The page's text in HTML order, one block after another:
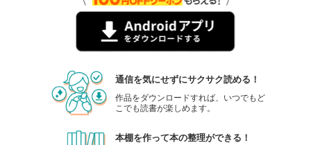
通信を気にせずにサクサク読める！
作品をダウンロードすれば、いつでもど
こでも読書が楽しめます。
本棚を作って本の整理ができる！